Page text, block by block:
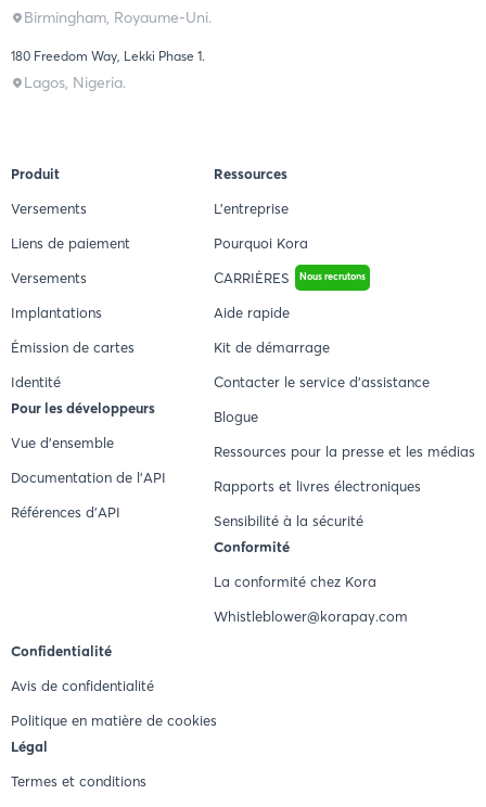
Birmingham, Royaume-Uni.
180 Freedom Way, Lekki Phase 1.
Lagos, Nigeria.
Produit
Versements
Liens de paiement
Versements
Implantations
Émission de cartes
Identité
Pour les développeurs
Vue d'ensemble
Documentation de l'API
Références d'API
Ressources
L'entreprise
Pourquoi Kora
CARRIÈRES
Nous recrutons
Aide rapide
Kit de démarrage
Contacter le service d'assistance
Blogue
Ressources pour la presse et les médias
Rapports et livres électroniques
Sensibilité à la sécurité
Conformité
La conformité chez Kora
Whistleblower@korapay.com
Confidentialité
Avis de confidentialité
Politique en matière de cookies
Légal
Termes et conditions